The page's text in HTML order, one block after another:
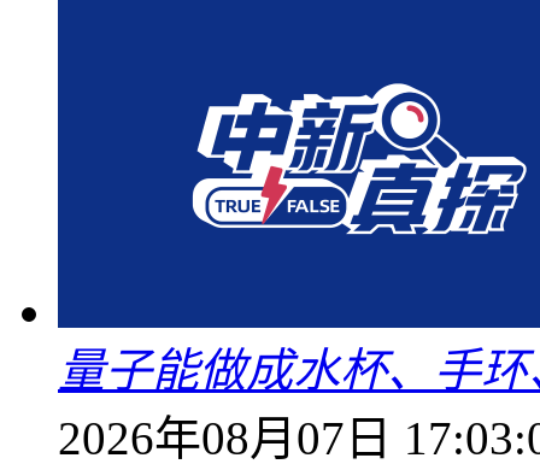
量子能做成水杯、手
2026年08月07日